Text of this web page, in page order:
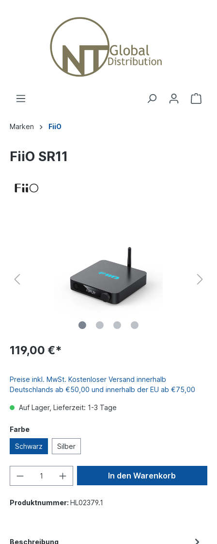
Marken FiiO
FiiO SR11
119,00 €*
Preise inkl. MwSt. Kostenloser Versand innerhalb
Deutschlands ab €50,00 und innerhalb der EU ab €75,00
Auf Lager, Lieferzeit: 1-3 Tage
Farbe
Schwarz Silber
In den Warenkorb
Produktnummer: HL02379.1
Beschreibung